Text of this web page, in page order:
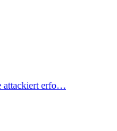
attackiert erfo…